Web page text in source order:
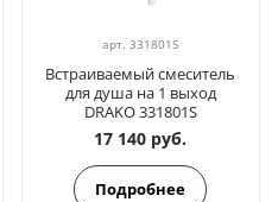
арт.331801S
Встраиваемый смеситель
для душа на 1 выход
DRAKO 331801S
17 140 руб.
Подробнее